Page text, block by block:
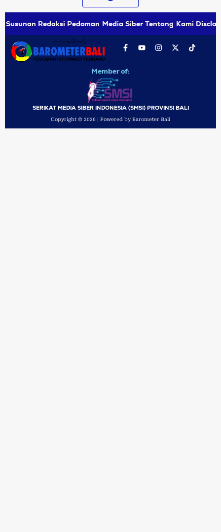
Susunan Redaksi Pedoman Media Siber Tentang Kami
Member of:
SERIKAT MEDIA SIBER INDONESIA (SMSI) PROVINSI BALI
Copyright © 2026 | Powered by Barometer Bali